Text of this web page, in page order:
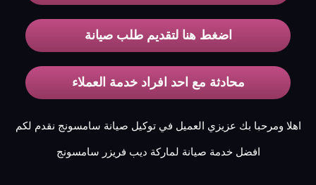
اضغط هنا لتقديم طلب صيانة
محادثة مع احد افراد خدمة العملاء
اهلا ومرحبا بك عزيزي العميل في توكيل صيانة سامسونج نقدم لكم
افضل خدمة صيانة لماركة ديب فريزر سامسونج